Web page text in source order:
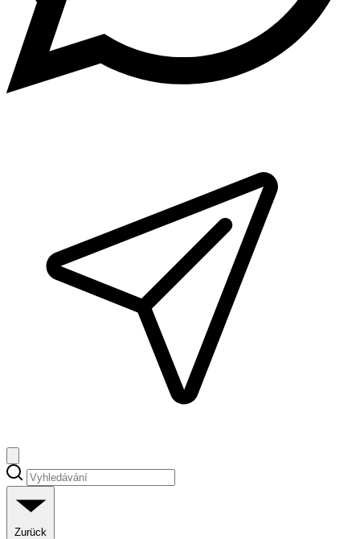
Zurück